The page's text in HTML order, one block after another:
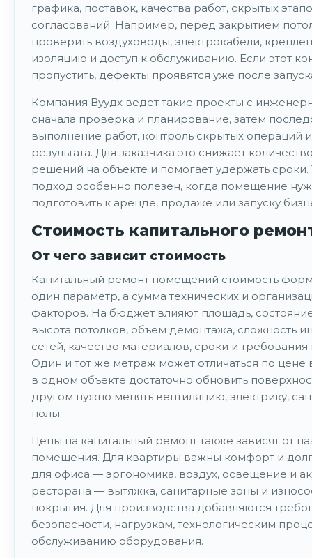
графика, поставок, качества работ, скрытых
согласований. Например, перед закрытием
проверить воздуховоды, электрокабели,
изоляцию и доступ к обслуживанию. Если этот
пропустить, дефекты проявятся уже после
Компания Вуудх ведет такие проекты с
сначала проверка и планирование, затем
выполнение работ, контроль скрытых операций
результата. Для заказчика это снижает
решений на объекте и помогает удержать сроки.
подход особенно полезен, когда помещение
подготовить к аренде, продаже или запуску
Стоимость капитального
От чего зависит стоимость
Капитальный ремонт помещений стоимость
один параметр, а сумма технических и
факторов. На бюджет влияют площадь,
высота потолков, объем демонтажа, сложность
сетей, качество материалов, сроки и требования
Один и тот же метраж может отличаться по цене
в одном объекте достаточно обновить
другом нужно менять вентиляцию, электрику,
полы.
Цены на капитальный ремонт также зависят от
помещения. Для квартиры важны комфорт и
для офиса — эргономика, воздух, освещение и
ресторана — вытяжка, санитарные зоны и
покрытия. Для производства добавляются
безопасности, нагрузкам, технологическим
обслуживанию оборудования.